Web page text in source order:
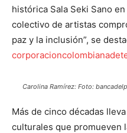
histórica Sala Seki Sano
colectivo de artistas
paz y la inclusión”, se
Carolina Ramírez: Foto:
Más de cinco décadas
culturales que promueven